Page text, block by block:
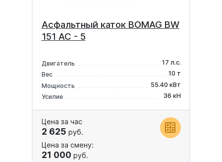
Асфальтный каток BOMAG BW
151 AC - 5
Двигатель
17 л.с.
Вес
10 т
Мощность
55.40 кВт
Усилие
36 кН
Цена за час
2 625 руб.
Цена за смену:
21 000 руб.